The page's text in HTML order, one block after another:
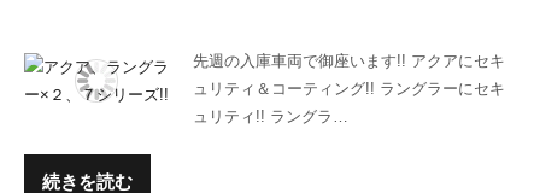
先週の入庫車両で御座います!! アクアにセキ
ュリティ＆コーティング!! ラングラーにセキ
ュリティ!! ラングラ…
続きを読む